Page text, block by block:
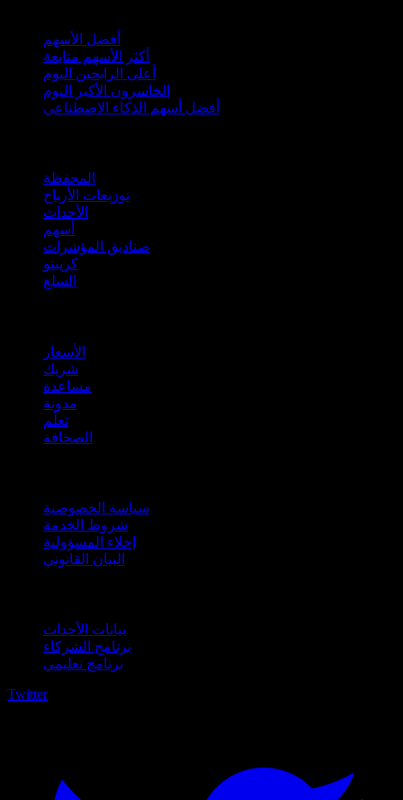
أفضل الأسهم
أكثر الأسهم متابعة
أعلى الرابحين اليوم
الخاسرون الأكبر اليوم
أفضل أسهم الذكاء الاصطناعي
المحفظة
توزيعات الأرباح
الأحداث
أسهم
صناديق المؤشرات
كريبتو
السلع
الأسعار
شريك
مساعدة
مدونة
تعلّم
الصحافة
سياسة الخصوصية
شروط الخدمة
إخلاء المسؤولية
البيان القانوني
بيانات الأحداث
برنامج الشركاء
برنامج تعليمي
Twitter